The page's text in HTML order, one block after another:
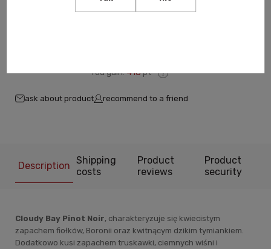
+
You gain:418pt
ask about product recommend to a friend
Description Shipping
costs
Product
reviews
Product
security
Cloudy Bay Pinot Noir, charakteryzuje się kwiecistym
zapachem fiołków, Boronii oraz kwitnącym dzikim tymiankiem.
Dodatkowo kusi zapachem truskawki, ciemnych wiśni i